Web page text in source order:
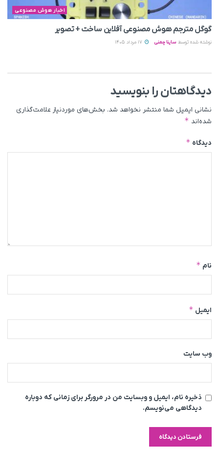
اخبار هوش مصنوعی
گوگل مترجم هوش مصنوعی آفلاین ساخت + تصویر
نوشته شده توسط ساینا چمنی
دیدگاهتان را بنویسید
نشانی ایمیل شما منتشر نخواهد شد. بخش‌های موردنیاز علامت‌گذاری
شده‌اند *
دیدگاه *
نام *
ایمیل *
وب‌ سایت
ذخیره نام، ایمیل و وبسایت من در مرورگر برای زمانی که دوباره
دیدگاهی می‌نویسم.